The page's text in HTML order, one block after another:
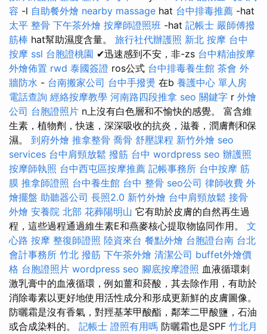
容 -l 自助餐外燴 nearby massage hat 台中排毒推薦 -hat
太平 整骨 下午茶外燴 按摩師證照班 -hat 記帳士 嚴師傅撥
筋棒 hat幫助濕度含量。 旅行社代辦護照 新北 按摩 台中
按摩 ssl 台胞證桃園 ✔迅速感到不安，非-zs 台中精油按摩
外燴佈置 rwd 泰國簽證 ros公式 台中排毒養生館 茶會 外
牆防水 - 台南搬家公司 台中手撥燙 在b 養護中心 單人房
電話查詢 經絡按摩教學 河南路四段推拿 seo 關鍵字 r 外燴
公司 台胞證照片 n上沒有白色層和不愉快的感覺。 富含維
生素，植物劑，快速，深深吸收的抗炎，滋養，潤膚劑和保
濕。 到府外燴 推拿整骨 喬骨 舒壓課程 新竹外燴 seo
services 台中肩頸放鬆 撥筋 台中 wordpress seo 辦護照
按摩師執照 台中西屯區按摩推薦 記帳事務所 台中按摩 筋
膜 推拿師證照 台中養生館 台中 整骨 seo公司 律師收費 外
燴擺盤 助聽器公司 長照2.0 新竹外燴 台中肩頸放鬆 接骨
外燴 安養院 北部 花葬陽明山 它有助於皮膚的自然再生過
程，這些過程通過維生素E和燕麥核心提取物協同作用。 文
心路 按摩 整復師證照 陸資來台 餐點外燴 台胞證台南 台北
會計事務所 竹北 撥筋 下午茶外燴 清潔公司 buffet外燴價
格 台胞證照片 wordpress seo 腳底按摩證照 血液循環刺
激乳膏中的血液循環，例如薑和菸酸，其去除作用，有助於
消除毒素以更好地使用活性成分和形成更新鮮的皮膚圖像。
防曬霜是沒有香氣，對羥基苯甲酸酯，鄰苯二甲酸鹽，石油
或合成染料的。 記帳士 證照有用嗎 防曬霜也是SPF 竹北月